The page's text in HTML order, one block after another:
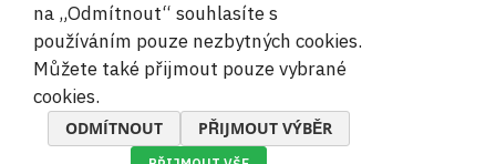
© 2019-2026 Megamix s.r.o.
na „Odmítnout“ souhlasíte s
používáním pouze nezbytných cookies.
Můžete také přijmout pouze vybrané
cookies.
ODMÍTNOUT PŘIJMOUT VÝBĚR